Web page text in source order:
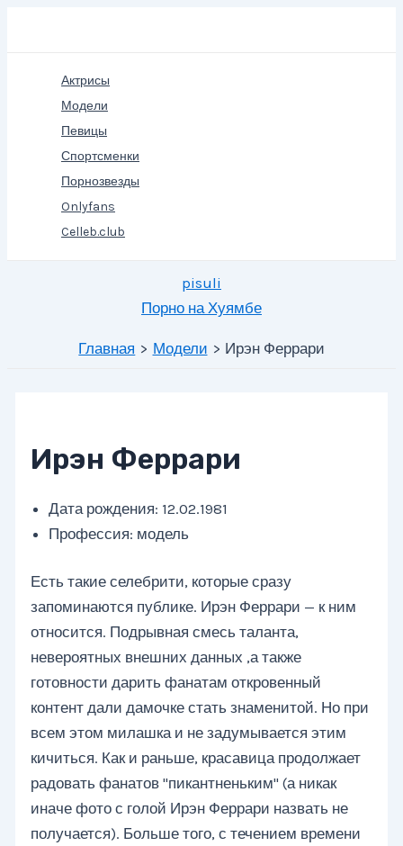
Актрисы
Модели
Певицы
Спортсменки
Порнозвезды
Onlyfans
Celleb.club
pisuli
Порно на Хуямбе
Главная Модели Ирэн Феррари
Ирэн Феррари
Дата рождения: 12.02.1981
Профессия: модель
Есть такие селебрити, которые сразу
запоминаются публике. Ирэн Феррари — к ним
относится. Подрывная смесь таланта,
невероятных внешних данных ,а также
готовности дарить фанатам откровенный
контент дали дамочке стать знаменитой. Но при
всем этом милашка и не задумывается этим
кичиться. Как и раньше, красавица продолжает
радовать фанатов "пикантненьким" (а никак
иначе фото с голой Ирэн Феррари назвать не
получается). Больше того, с течением времени